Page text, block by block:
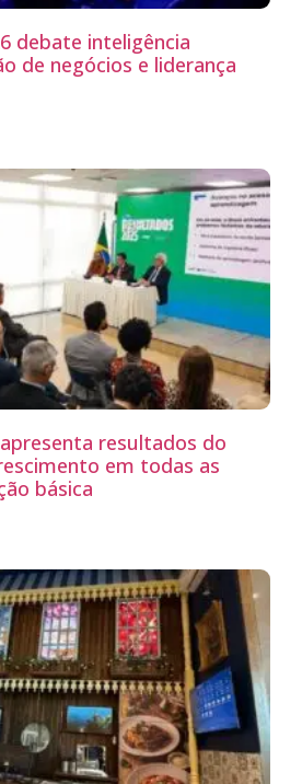
debate inteligência
de negócios e liderança
resultados do
em todas as
básica